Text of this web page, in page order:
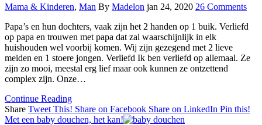
Mama & Kinderen, Man By Madelon jan 24, 2020 26 Comments
Papa’s en hun dochters, vaak zijn het 2 handen op 1 buik. Verliefd
op papa en trouwen met papa dat zal waarschijnlijk in elk
huishouden wel voorbij komen. Wij zijn gezegend met 2 lieve
meiden en 1 stoere jongen. Verliefd Ik ben verliefd op allemaal. Ze
zijn zo mooi, meestal erg lief maar ook kunnen ze ontzettend
complex zijn. Onze…
Continue Reading
Share Tweet This! Share on Facebook Share on LinkedIn Pin this!
Met een baby douchen, het kan!